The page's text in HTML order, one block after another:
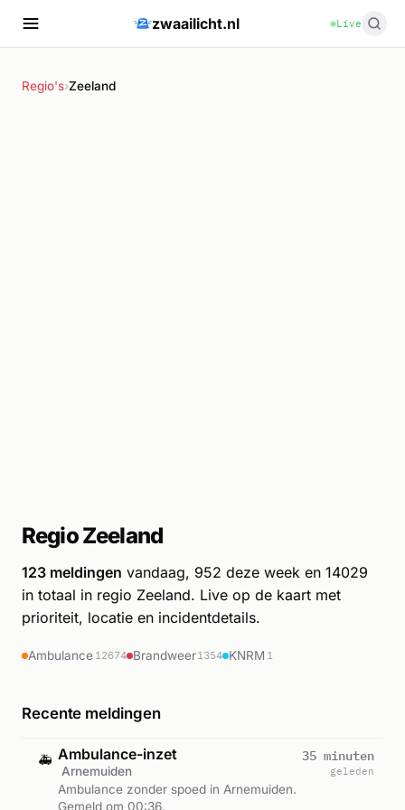
zwaailicht.nl Live
Regio's›Zeeland
Regio Zeeland
123 meldingen vandaag, 952 deze week en 14029
in totaal in regio Zeeland. Live op de kaart met
prioriteit, locatie en incidentdetails.
Ambulance 12674 Brandweer1354 KNRM 1
Recente meldingen
🚑 Ambulance-inzet
Arnemuiden
Ambulance zonder spoed in Arnemuiden.
Gemeld om 00:36.
35 minuten
geleden